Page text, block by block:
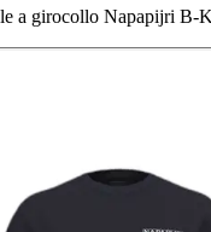
a girocollo Napapijri B-